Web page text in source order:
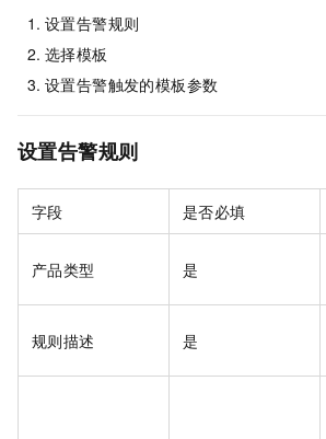
设置告警规则
选择模板
设置告警触发的模板参数
设置告警规则
字段 是否必填
产品类型 是
规则描述 是